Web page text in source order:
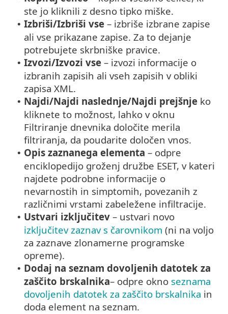
ste jo kliknili z desno tipko miške.
• Izbriši/Izbriši vse – izbriše izbrane zapise
ali vse prikazane zapise. Za to dejanje
potrebujete skrbniške pravice.
• Izvozi/Izvozi vse – izvozi informacije o
izbranih zapisih ali vseh zapisih v obliki
zapisa XML.
• Najdi/Najdi naslednje/Najdi prejšnje ko
kliknete to možnost, lahko v oknu
Filtriranje dnevnika določite merila
filtriranja, da poudarite določen vnos.
• Opis zaznanega elementa – odpre
enciklopedijo groženj družbe ESET, v kateri
najdete podrobne informacije o
nevarnostih in simptomih, povezanih z
različnimi vrstami zabeležene infiltracije.
• Ustvari izključitev – ustvari novo
izključitev zaznav s čarovnikom (ni na voljo
za zaznave zlonamerne programske
opreme).
• Dodaj na seznam dovoljenih datotek za
zaščito brskalnika– odpre okno seznama
dovoljenih datotek za zaščito brskalnika in
doda element na seznam.